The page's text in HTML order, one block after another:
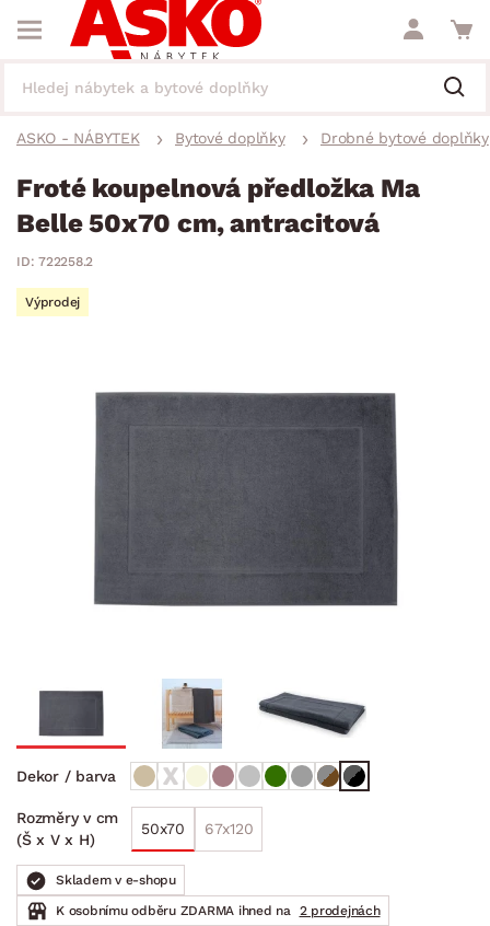
ASKO - NÁBYTEK Bytové doplňky Drobné bytové doplňky
Froté koupelnová předložka Ma
Belle 50x70 cm, antracitová
ID: 722258.2
Výprodej
Dekor / barva
Rozměry v cm
(Š x V x H)
50x70 67x120
Skladem v e-shopu
K osobnímu odběru ZDARMA ihned na
2 prodejnách